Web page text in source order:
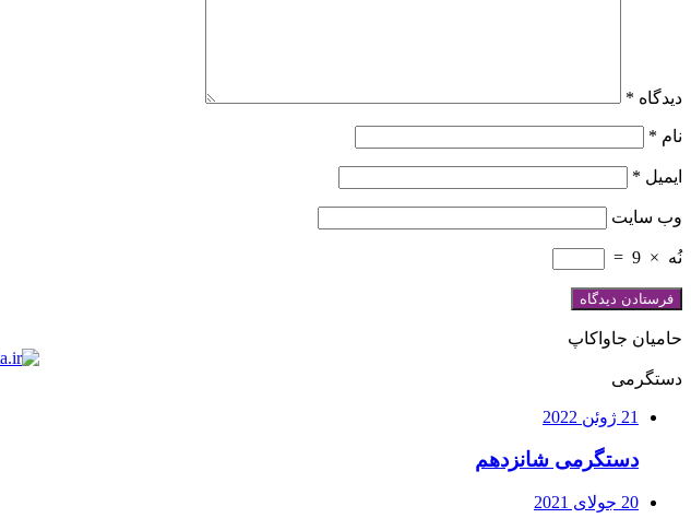
دیدگاه *
نام *
ایمیل *
وب‌ سایت
نُه ×
9
=
حامیان جاواکاپ
دستگرمی
21 ژوئن 2022
دستگرمی شانزدهم
20 جولای 2021